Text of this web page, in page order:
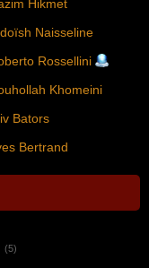
Hikmet
Naisseline
Rossellini
Khomeini
Bators
Bertrand
(5)